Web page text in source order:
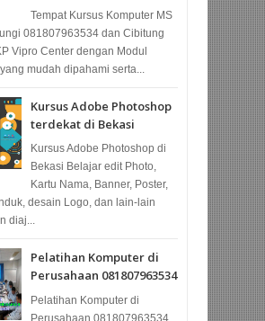
Tempat Kursus Komputer MS
081807963534 dan Cibitung
Vipro Center dengan Modul
mudah dipahami serta...
Kursus Adobe Photoshop
terdekat di Bekasi
Kursus Adobe Photoshop di
Bekasi Belajar edit Photo,
Kartu Nama, Banner, Poster,
desain Logo, dan lain-lain
diaj...
Pelatihan Komputer di
Perusahaan 081807963534
Pelatihan Komputer di
Perusahaan 081807963534